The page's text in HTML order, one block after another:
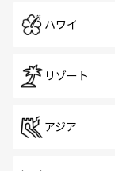
ハワイ
リゾート
アジア